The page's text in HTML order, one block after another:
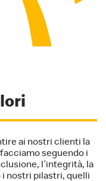
ai nostri clienti la
seguendo i
l’integrità, la
i nostri pilastri, quelli